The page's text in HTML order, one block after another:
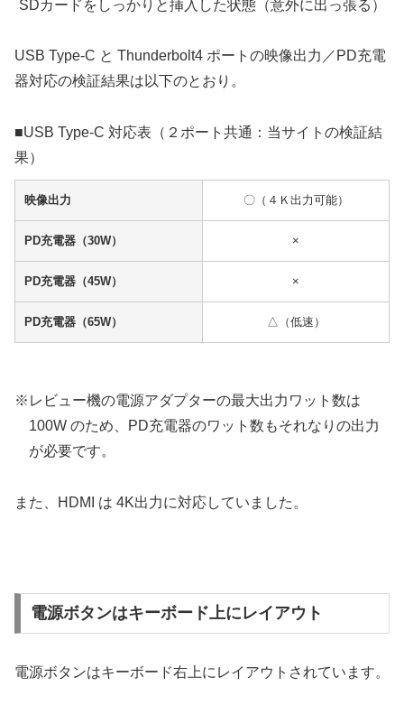
SDカードをしっかりと挿入した状態（意外に出っ張る）
USB Type-C と Thunderbolt4 ポートの映像出力／PD充電
器対応の検証結果は以下のとおり。
■USB Type-C 対応表（２ポート共通：当サイトの検証結
果）
映像出力 〇（４Ｋ出力可能）
PD充電器（30W） ×
PD充電器（45W） ×
PD充電器（65W） △（低速）
※レビュー機の電源アダプターの最大出力ワット数は
100W のため、PD充電器のワット数もそれなりの出力
が必要です。
また、HDMI は 4K出力に対応していました。
電源ボタンはキーボード上にレイアウト
電源ボタンはキーボード右上にレイアウトされています。